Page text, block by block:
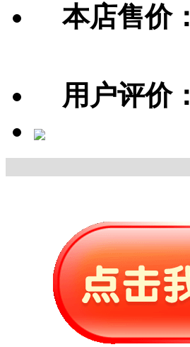
本店售价：
用户评价：